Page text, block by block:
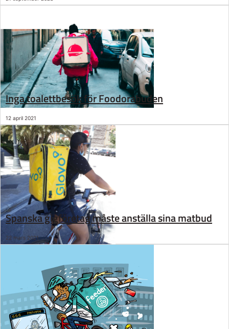
Inga toalettbesök för Foodorabuden
12 april 2021
Spanska gigföretag måste anställa sina matbud
22 mars 2021